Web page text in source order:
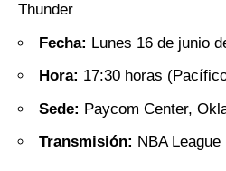
Thunder
Fecha: Lunes 16 de junio
Hora: 17:30 horas
Sede: Paycom Center,
Transmisión: NBA